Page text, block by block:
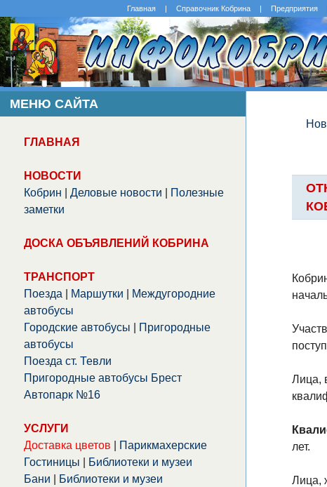
Главная | Справочник Кобрина | Предприятия
МЕНЮ САЙТА
ГЛАВНАЯ
НОВОСТИ
Кобрин
Деловые новости
Полезные
заметки
ДОСКА ОБЪЯВЛЕНИЙ КОБРИНА
ТРАНСПОРТ
Поезда
Маршутки
Междугородние
автобусы
Городские автобусы
Пригородные
автобусы
Поезда ст. Тевли
Пригородные автобусы Брест
Автопарк №16
УСЛУГИ
Доставка цветов
Парикмахерские
Гостиницы
Библиотеки и музеи
Бани
Библиотеки и музеи
Лица,
лет.
Лица,